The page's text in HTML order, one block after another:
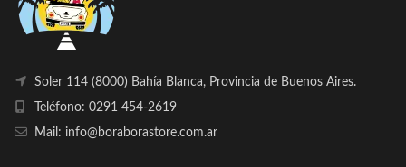
Soler 114 (8000) Bahía Blanca, Provincia de Buenos Aires.
Teléfono: 0291 454-2619
Mail: info@boraborastore.com.ar